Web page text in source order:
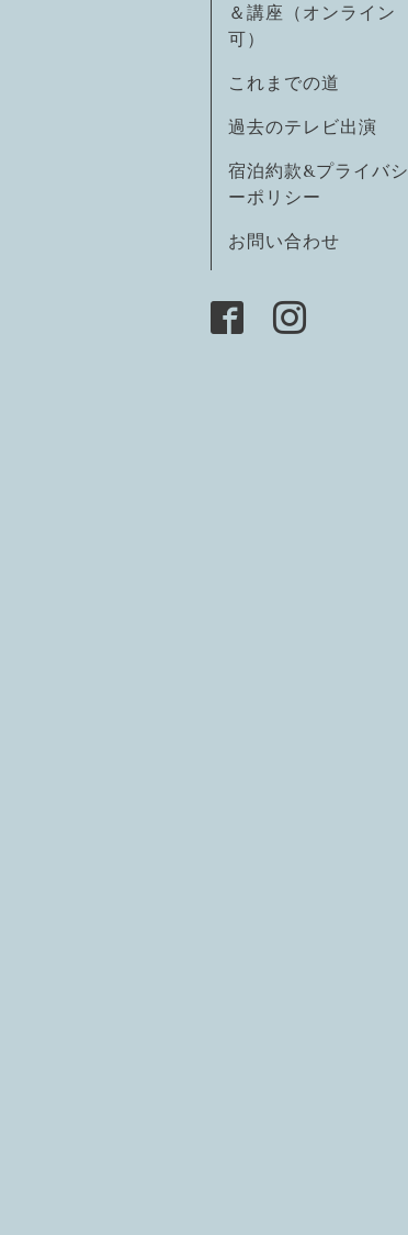
＆講座（オンライン
可）
これまでの道
過去のテレビ出演
宿泊約款&プライバシ
ーポリシー
お問い合わせ